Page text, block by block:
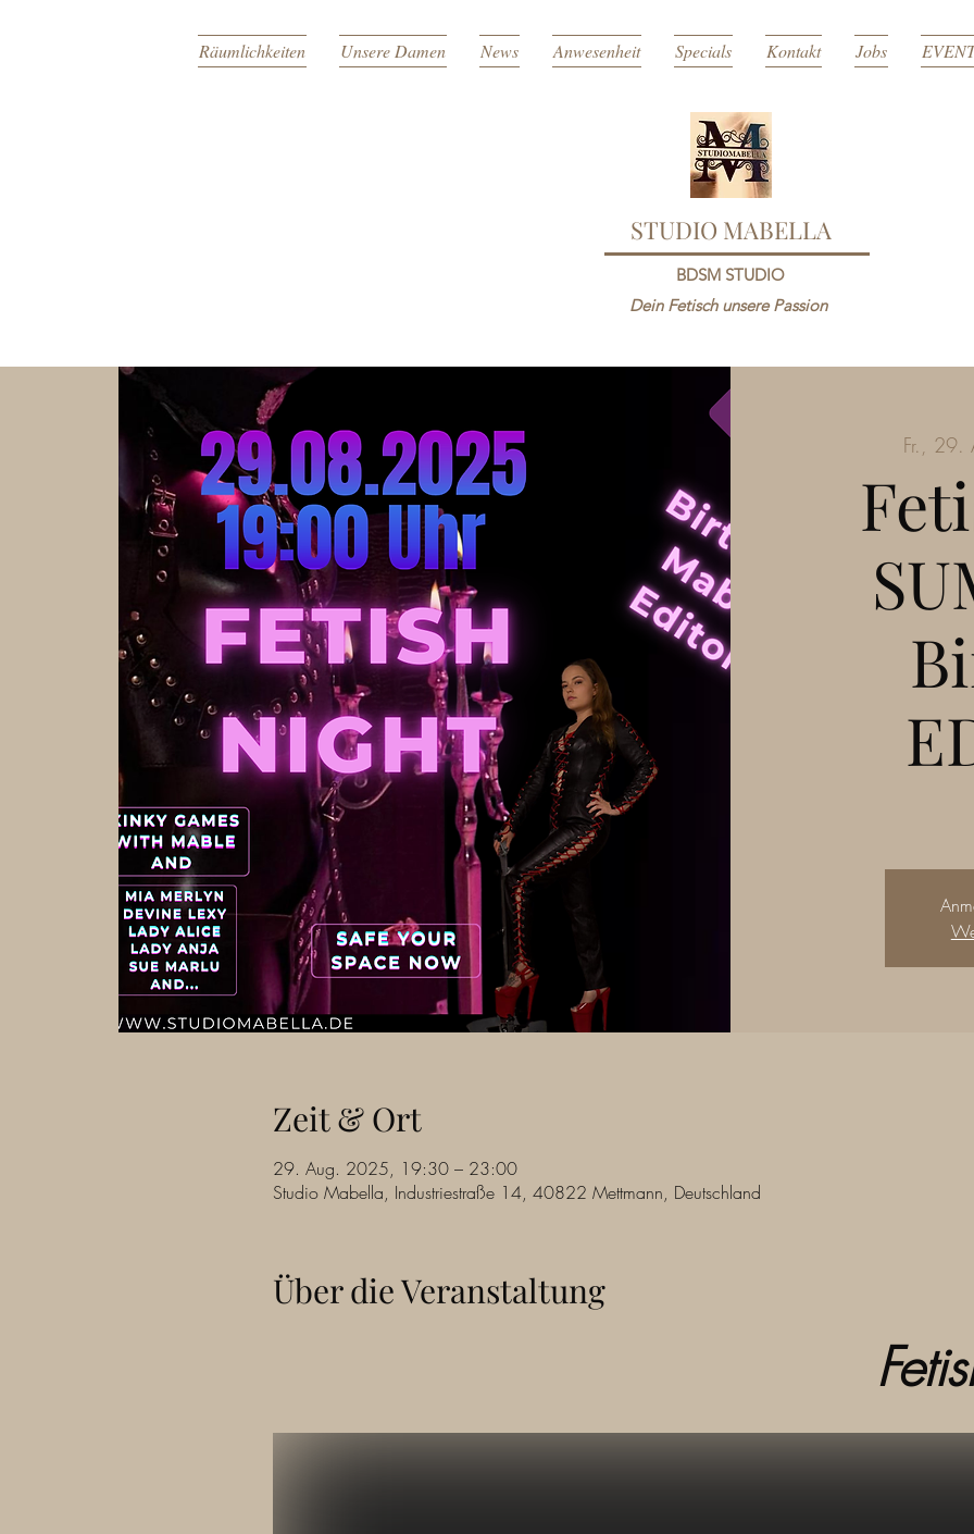
Räumlichkeiten Unsere Damen News Anwesenheit Specials Kontakt Jobs
STUDIO MABELLA
BDSM STUDIO
Dein Fetisch unsere Passion
Fr., 29.
Zeit & Ort
29. Aug. 2025, 19:30 – 23:00
Studio Mabella, Industriestraße 14, 40822 Mettmann, Deutschland
Über die Veranstaltung